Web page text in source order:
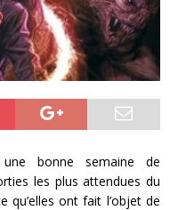
bonne semaine de
les plus attendues du
ont fait l’objet de